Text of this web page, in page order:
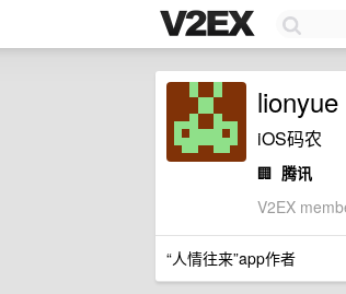
lionyue
iOS码农
🏢 腾讯
V2EX
“人情往来”app作者